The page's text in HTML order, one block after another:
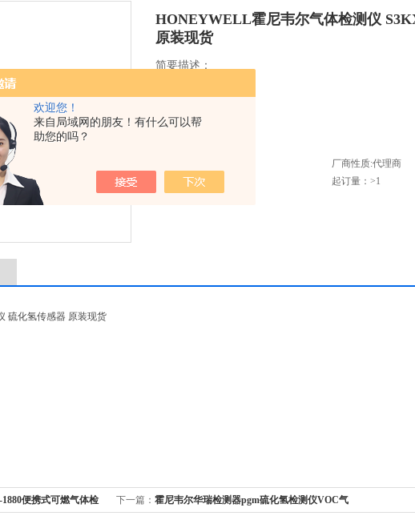
欢迎您！
来自局域网的朋友！有什么可以帮
助您的吗？
HONEYWELL霍尼韦尔气体检测仪
原装现货
简要描述：
厂商性质:代理商
访问量:1113
起订量：>1
硫化氢传感器 原装现货
便携式可燃气体检 下一篇： 霍尼韦尔华瑞检测器pgm硫化氢检测仪VOC气